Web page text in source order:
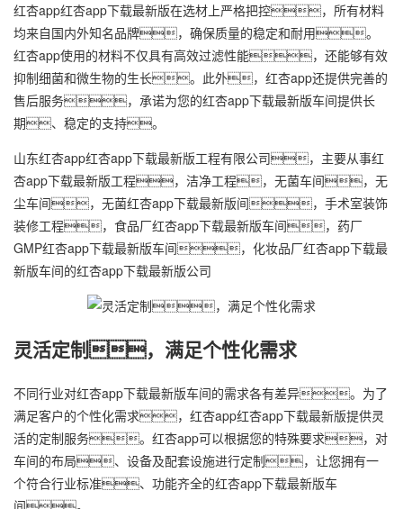
红杏app红杏app下载最新版在选材上严格把控，所有材料
均来自国内外知名品牌，确保质量的稳定和耐用。
红杏app使用的材料不仅具有高效过滤性能，还能够有效
抑制细菌和微生物的生长。此外，红杏app还提供完善的
售后服务，承诺为您的红杏app下载最新版车间提供长
期、稳定的支持。
山东红杏app红杏app下载最新版工程有限公司，主要从事红
杏app下载最新版工程，洁净工程，无菌车间，无
尘车间，无菌红杏app下载最新版间，手术室装饰
装修工程，食品厂红杏app下载最新版车间，药厂
GMP红杏app下载最新版车间，化妆品厂红杏app下载最
新版车间的红杏app下载最新版公司
灵活定制，满足个性化需求
不同行业对红杏app下载最新版车间的需求各有差异。为了
满足客户的个性化需求，红杏app红杏app下载最新版提供灵
活的定制服务。红杏app可以根据您的特殊要求，对
车间的布局、设备及配套设施进行定制，让您拥有一
个符合行业标准、功能齐全的红杏app下载最新版车
间。